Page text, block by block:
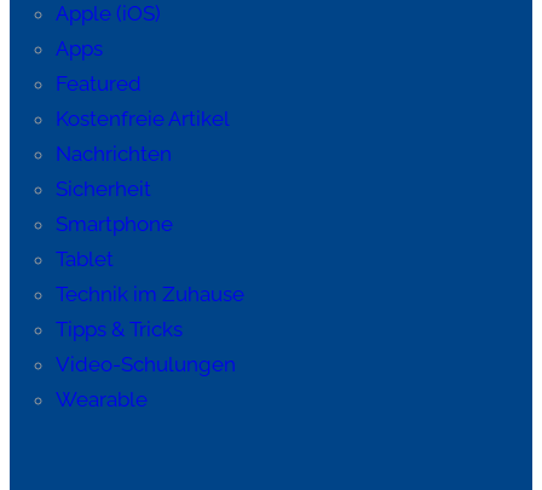
Apple (iOS)
Apps
Featured
Kostenfreie Artikel
Nachrichten
Sicherheit
Smartphone
Tablet
Technik im Zuhause
Tipps & Tricks
Video-Schulungen
Wearable